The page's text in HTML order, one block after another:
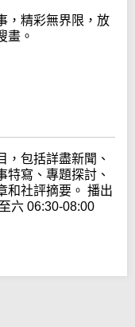
，精彩無界限，放
畫。
，包括詳盡新聞、
特寫、專題探討、
和社評摘要。 播出
六 06:30-08:00